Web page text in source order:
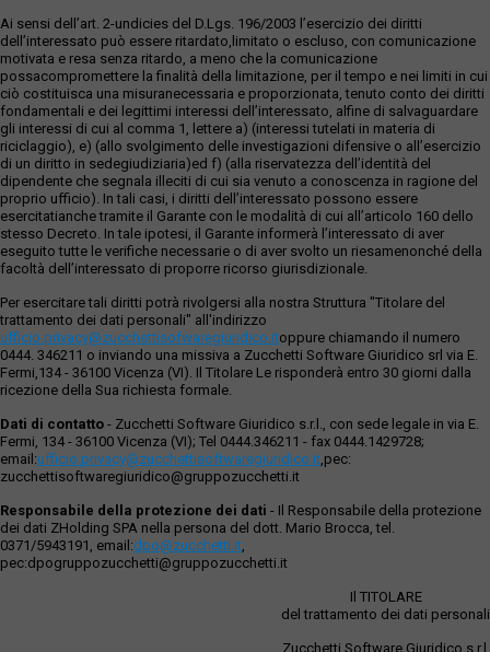
Ai sensi dell’art. 2-undicies del D.Lgs. 196/2003 l’esercizio dei diritti
dell’interessato può essere ritardato,limitato o escluso, con comunicazione
motivata e resa senza ritardo, a meno che la comunicazione
possacompromettere la finalità della limitazione, per il tempo e nei limiti in cui
ciò costituisca una misuranecessaria e proporzionata, tenuto conto dei diritti
fondamentali e dei legittimi interessi dell’interessato, alfine di salvaguardare
gli interessi di cui al comma 1, lettere a) (interessi tutelati in materia di
riciclaggio), e) (allo svolgimento delle investigazioni difensive o all’esercizio
di un diritto in sedegiudiziaria)ed f) (alla riservatezza dell’identità del
dipendente che segnala illeciti di cui sia venuto a conoscenza in ragione del
proprio ufficio). In tali casi, i diritti dell’interessato possono essere
esercitatianche tramite il Garante con le modalità di cui all’articolo 160 dello
stesso Decreto. In tale ipotesi, il Garante informerà l’interessato di aver
eseguito tutte le verifiche necessarie o di aver svolto un riesamenonché della
facoltà dell’interessato di proporre ricorso giurisdizionale.
Per esercitare tali diritti potrà rivolgersi alla nostra Struttura "Titolare del
trattamento dei dati personali" all'indirizzo
ufficio.privacy@zucchettisofwaregiuridico.itoppure chiamando il numero
0444. 346211 o inviando una missiva a Zucchetti Software Giuridico srl via E.
Fermi,134 - 36100 Vicenza (VI). Il Titolare Le risponderà entro 30 giorni dalla
ricezione della Sua richiesta formale.
Dati di contatto - Zucchetti Software Giuridico s.r.l., con sede legale in via E.
Fermi, 134 - 36100 Vicenza (VI); Tel 0444.346211 - fax 0444.1429728;
email:ufficio.privacy@zucchettisoftwaregiuridico.it,pec:
zucchettisoftwaregiuridico@gruppozucchetti.it
Responsabile della protezione dei dati - Il Responsabile della protezione
dei dati ZHolding SPA nella persona del dott. Mario Brocca, tel.
0371/5943191, email:dpo@zucchetti.it,
pec:dpogruppozucchetti@gruppozucchetti.it
Il TITOLARE
del trattamento dei dati personali
Zucchetti Software Giuridico s.r.l.